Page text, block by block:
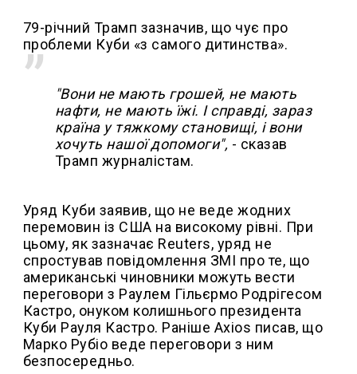
79-річний Трамп зазначив, що чує про
проблеми Куби «з самого дитинства».
"Вони не мають грошей, не мають
нафти, не мають їжі. І справді, зараз
країна у тяжкому становищі, і вони
хочуть нашої допомоги", - сказав
Трамп журналістам.
Уряд Куби заявив, що не веде жодних
перемовин із США на високому рівні. При
цьому, як зазначає Reuters, уряд не
спростував повідомлення ЗМІ про те, що
американські чиновники можуть вести
переговори з Раулем Гільєрмо Родрігесом
Кастро, онуком колишнього президента
Куби Рауля Кастро. Раніше Axios писав, що
Марко Рубіо веде переговори з ним
безпосередньо.